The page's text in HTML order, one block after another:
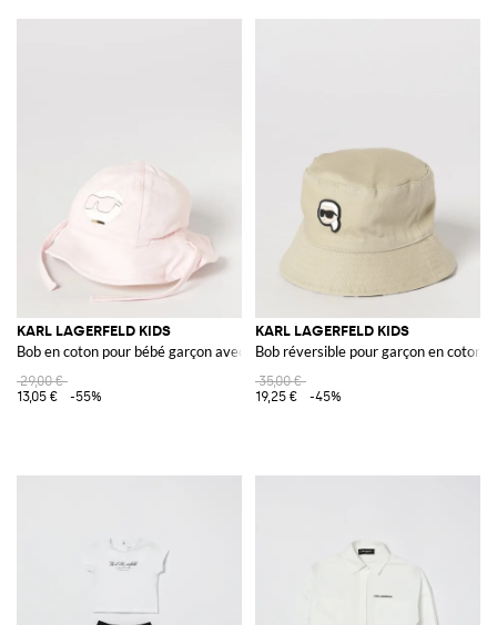
KARL LAGERFELD KIDS
Bob en coton pour bébé garçon avec imprimé graphique et liens
29,00 €
13,05 €
-55%
KARL LAGERFELD KIDS
Bob réversible pour garçon en coton
35,00 €
19,25 €
-45%